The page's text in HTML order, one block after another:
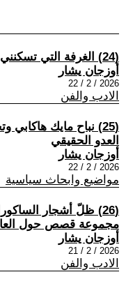
(24) الغرفة التي تسكنني
أوزجان يشار
2026 / 2 / 22
الادب والفن
(25) نباح مايك
العدو الحقيقي
أوزجان يشار
2026 / 2 / 22
مواضيع وابحاث سياسية
(26) ظلّ أشجار
مجموعة قصص حول
أوزجان يشار
2026 / 2 / 21
الادب والفن